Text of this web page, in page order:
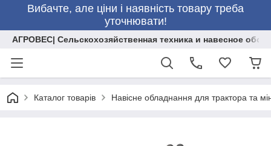
Вибачте, але ціни і наявність товару треба
уточнювати!
АГРОВЕС| Сельскохозяйственная техника и навесное
Каталог товарів Навісне обладнання для трактора та